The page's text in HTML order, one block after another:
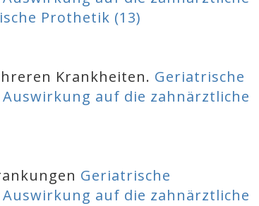
Prothetik (13)
Krankheiten. Geriatrische
auf die zahnärztliche
Geriatrische
auf die zahnärztliche